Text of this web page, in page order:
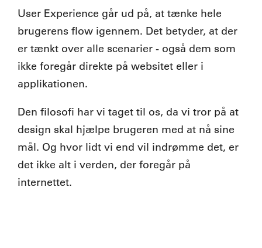
User Experience går ud på, at tænke hele
brugerens flow igennem. Det betyder, at der
er tænkt over alle scenarier - også dem som
ikke foregår direkte på websitet eller i
applikationen.
Den filosofi har vi taget til os, da vi tror på at
design skal hjælpe brugeren med at nå sine
mål. Og hvor lidt vi end vil indrømme det, er
det ikke alt i verden, der foregår på
internettet.